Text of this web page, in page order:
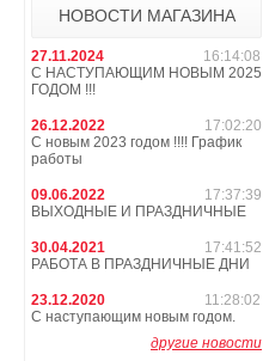
НОВОСТИ МАГАЗИНА
27.11.2024
16:14:08
С НАСТУПАЮЩИМ НОВЫМ 2025
ГОДОМ !!!
26.12.2022
17:02:20
С новым 2023 годом !!!! График
работы
09.06.2022
17:37:39
ВЫХОДНЫЕ И ПРАЗДНИЧНЫЕ
30.04.2021
17:41:52
РАБОТА В ПРАЗДНИЧНЫЕ ДНИ
23.12.2020
11:28:02
С наступающим новым годом.
другие новости